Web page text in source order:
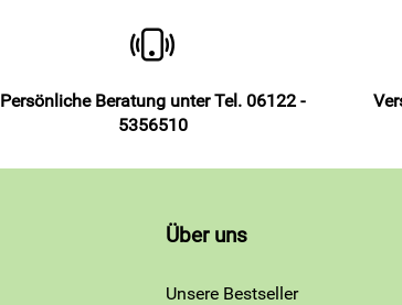
Persönliche Beratung unter Tel. 06122 -
5356510
Über uns
Unsere Bestseller